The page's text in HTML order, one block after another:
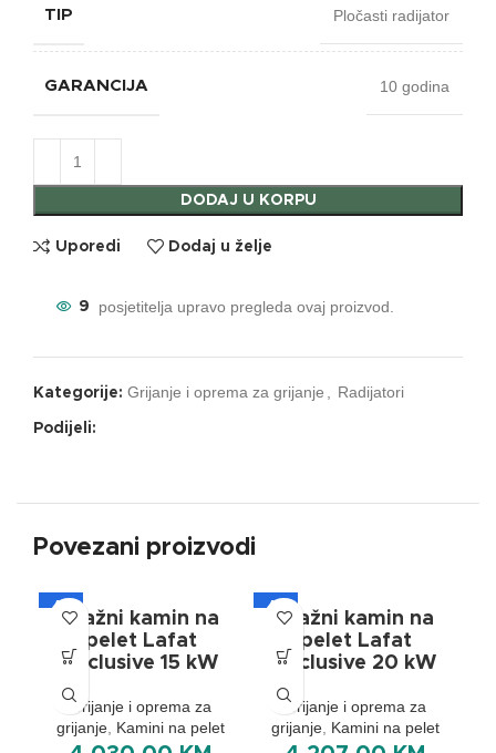
TIP Pločasti radijator
GARANCIJA 10 godina
DODAJ U KORPU
Uporedi Dodaj u želje
9 posjetitelja upravo pregleda ovaj proizvod.
Kategorije: Grijanje i oprema za grijanje Radijatori
Podijeli:
Povezani proizvodi
A+
Etažni kamin na
pelet Lafat
Exclusive 15 kW
Grijanje i oprema za
grijanje Kamini na pelet
A+
Etažni kamin na
pelet Lafat
Exclusive 20 kW
Grijanje i oprema za
grijanje Kamini na pelet